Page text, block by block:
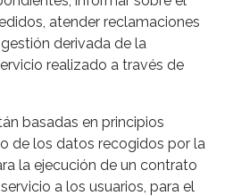
atender reclamaciones
derivada de la
realizado a través de
basadas en principios
de los datos recogidos por la
la ejecución de un contrato
a los usuarios, para el